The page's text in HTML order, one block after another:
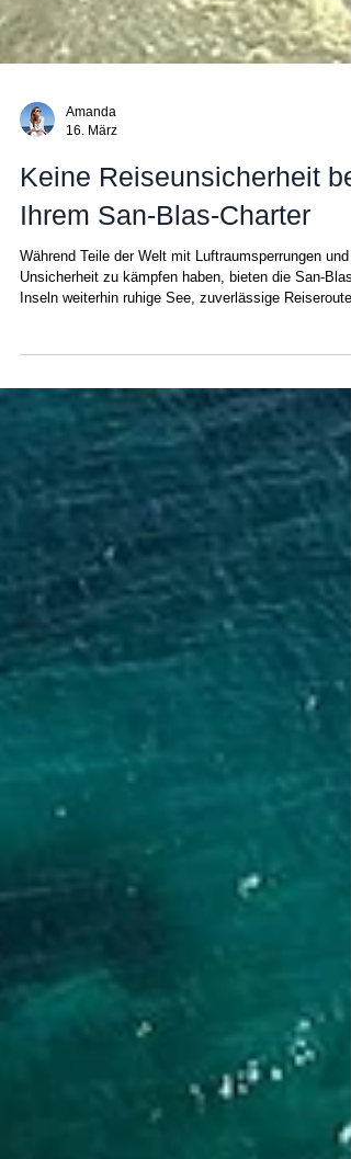
16. März
Keine Reiseunsicherheit bei
Ihrem San-Blas-Charter
Während Teile der Welt mit Luftraumsperrungen und
waren für alle, die die Nachrichten verfolgen,
Schlagzeilen über den Iran-Konflikt, die Sperrung des
Luftraums im Nahen Osten, Tausende gestrichene
Flüge oder Flüge, die quer um die halbe Welt flogen,
nur um dem Chaos zu entgehen. Wichtige
wie Dubai, Doh